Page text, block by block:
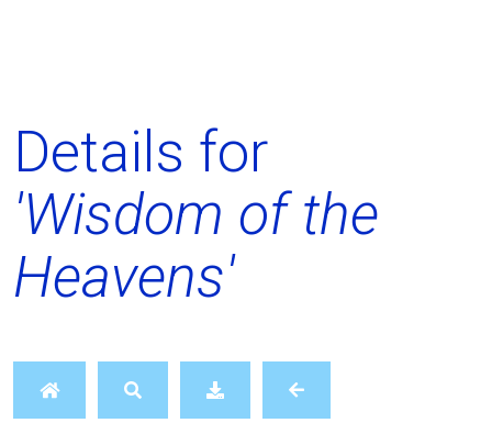
Details for
'Wisdom of the
Heavens'